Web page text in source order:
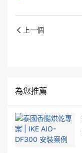
上一個
為您推薦